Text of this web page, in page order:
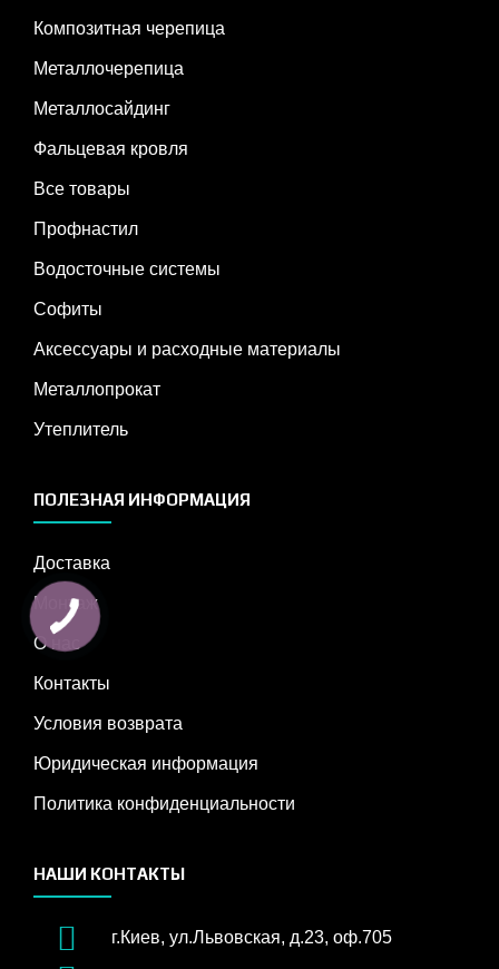
Композитная черепица
Металлочерепица
Металлосайдинг
Фальцевая кровля
Все товары
Профнастил
Водосточные системы
Софиты
Аксессуары и расходные материалы
Металлопрокат
Утеплитель
ПОЛЕЗНАЯ ИНФОРМАЦИЯ
Доставка
Монтаж
О нас
Контакты
Условия возврата
Юридическая информация
Политика конфиденциальности
НАШИ КОНТАКТЫ
г.Киев, ул.Львовская, д.23, оф.705